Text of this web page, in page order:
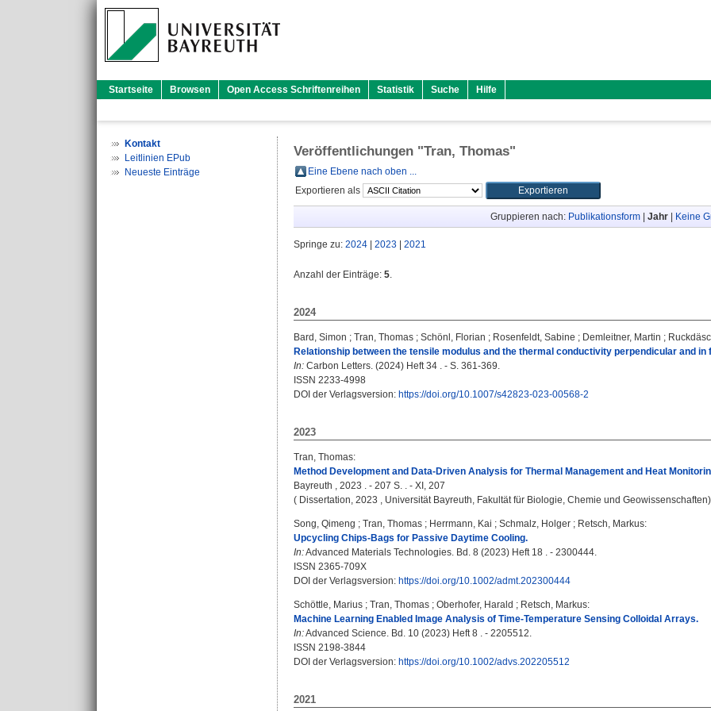
Startseite Browsen Open Access Schriftenreihen Statistik Suche Hilfe
Kontakt
Leitlinien EPub
Neueste Einträge
Veröffentlichungen "Tran, Thomas"
Eine Ebene nach oben ...
Exportieren als
Gruppieren nach: Publikationsform| Jahr| Keine
Springe zu: 2024 2023 2021
Anzahl der Einträge: 5.
2024
Bard, Simon ; Tran, Thomas ; Schönl, Florian ; Rosenfeldt, Sabine ; Demleitner, Martin ;
Relationship between the tensile modulus and the thermal conductivity perpendicular and
In: Carbon Letters. (2024) Heft 34 . - S. 361-369.
ISSN 2233-4998
DOI der Verlagsversion: https://doi.org/10.1007/s42823-023-00568-2
2023
Tran, Thomas:
Method Development and Data-Driven Analysis for Thermal Management and Heat
Bayreuth , 2023 . - 207 S. . - XI, 207
( Dissertation, 2023 , Universität Bayreuth, Fakultät für Biologie, Chemie und Geowissenschaften)
Song, Qimeng ; Tran, Thomas ; Herrmann, Kai ; Schmalz, Holger ; Retsch, Markus:
Upcycling Chips‐Bags for Passive Daytime Cooling.
In:Advanced Materials Technologies. Bd. 8 (2023) Heft 18 . - 2300444.
ISSN 2365-709X
DOI der Verlagsversion: https://doi.org/10.1002/admt.202300444
Schöttle, Marius ; Tran, Thomas ; Oberhofer, Harald ; Retsch, Markus:
Machine Learning Enabled Image Analysis of Time-Temperature Sensing Colloidal Arrays.
In:Advanced Science. Bd. 10 (2023) Heft 8 . - 2205512.
ISSN 2198-3844
DOI der Verlagsversion: https://doi.org/10.1002/advs.202205512
2021